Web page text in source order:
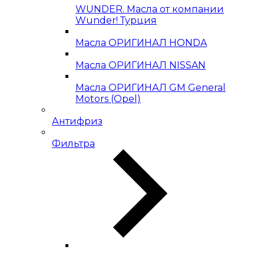
WUNDER. Масла от компании
Wunder! Турция
Масла ОРИГИНАЛ HONDA
Масла ОРИГИНАЛ NISSAN
Масла ОРИГИНАЛ GM General
Motors (Opel)
Антифриз
Фильтра